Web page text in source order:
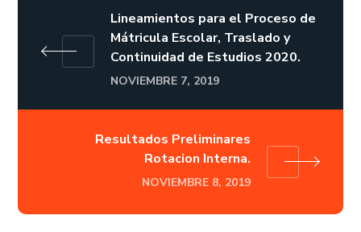
Lineamientos para el Proceso de
Mátricula Escolar, Traslado y
Continuidad de Estudios 2020.
NOVIEMBRE 7, 2019
Resultados Preliminares
Rotacion Interna.
NOVIEMBRE 8, 2019